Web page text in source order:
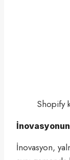
Shopify
İnovasyon,